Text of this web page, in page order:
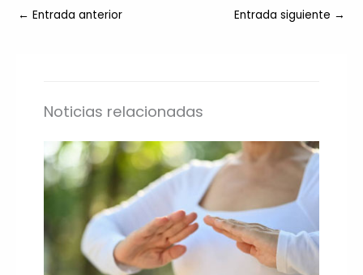
← Entrada anterior Entrada siguiente →
Noticias relacionadas